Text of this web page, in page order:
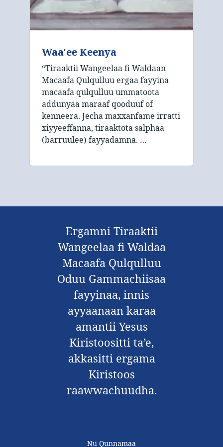
Waa'ee Keenya
“Tiraaktii Wangeelaa fi Waldaan
Macaafa Qulqulluu ergaa fayyina
macaafa qulqulluu ummatoota
addunyaa maraaf qooduuf of
kenneera. Jecha maxxanfame irratti
xiyyeeffanna, tiraaktota salphaa
(barruulee) fayyadamna. …
Ergamni Tiraaktii
Wangeelaa fi Waldaa
Macaafa Qulqulluu
Oduu Gammachiisaa
fayyinaa, innis
ayyaanaan karaa
amantii Yesus
Kiristoositti ta’e,
akkasitti ergama
Kiristoos
raawwachuudha.
Nu Qunnamaa